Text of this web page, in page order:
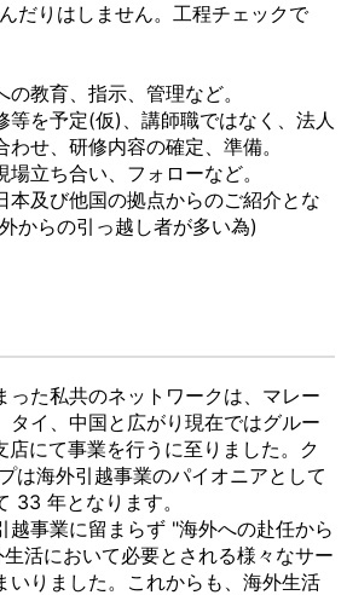
だりはしません。工程チェックで
教育、指示、管理など。
等を予定(仮)、講師職ではなく、法人
せ、研修内容の確定、準備。
立ち合い、フォローなど。
本及び他国の拠点からのご紹介とな
からの引っ越し者が多い為)
った私共のネットワークは、マレー
タイ、中国と広がり現在ではグルー
にて事業を行うに至りました。ク
は海外引越事業のパイオニアとして
33 年となります。
越事業に留まらず "海外への赴任から
活において必要とされる様々なサー
いりました。これからも、海外生活